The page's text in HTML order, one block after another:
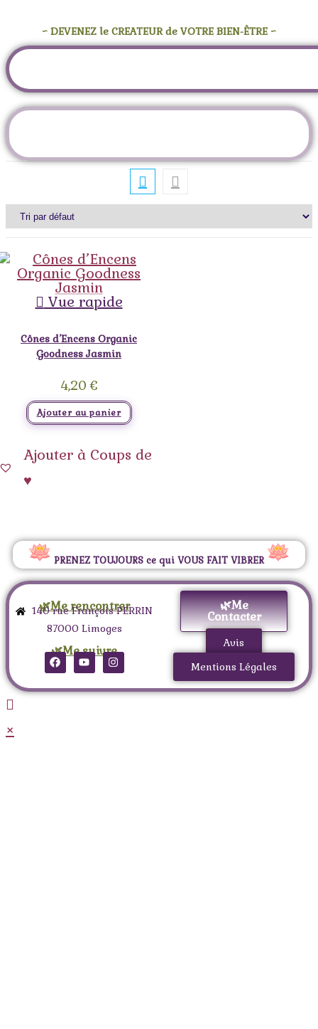
~ DEVENEZ le CREATEUR de VOTRE BIEN-ÊTRE ~
Vue rapide
Cônes d’Encens Organic
Goodness Jasmin
4,20€
Ajouter au panier
Ajouter à Coups de
♥
PRENEZ TOUJOURS ce qui VOUS FAIT VIBRER
🌿Me rencontrer
140 rue François PERRIN
87000 Limoges
🌿Me
Contacter
🌿Me suivre
Avis
Mentions Légales
×